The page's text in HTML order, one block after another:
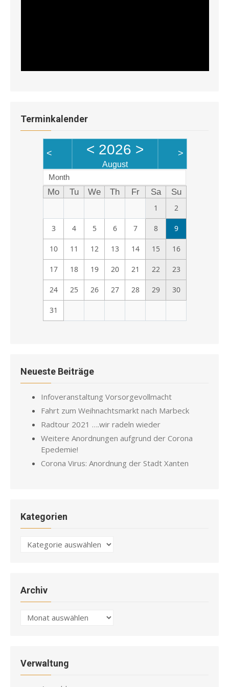
Terminkalender
< < 2026 >
August
>
Month
Mo Tu We Th Fr Sa
Su
1
2
3 4 5 6 7 8 9
10 11 12 13 14 15 16
17 18 19 20 21 22 23
24 25 26 27 28 29 30
31
Neueste Beiträge
Infoveranstaltung Vorsorgevollmacht
Fahrt zum Weihnachtsmarkt nach Marbeck
Radtour 2021 ….wir radeln wieder
Weitere Anordnungen aufgrund der Corona
Epedemie!
Corona Virus: Anordnung der Stadt Xanten
Kategorien
Kategorien
Archiv
Archiv
Verwaltung